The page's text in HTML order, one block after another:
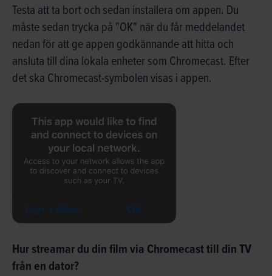
Testa att ta bort och sedan installera om appen. Du
måste sedan trycka på "OK" när du får meddelandet
nedan för att ge appen godkännande att hitta och
ansluta till dina lokala enheter som Chromecast. Efter
det ska Chromecast-symbolen visas i appen.
Hur streamar du din film via Chromecast till din TV
från en dator?